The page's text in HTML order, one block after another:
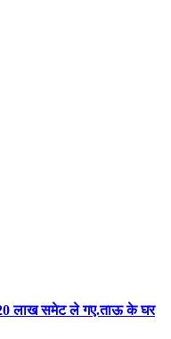
20 लाख समेट ले गए.ताऊ के घर